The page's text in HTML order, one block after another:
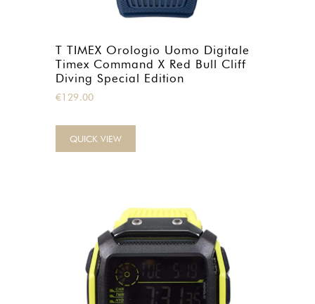
T TIMEX Orologio Uomo Digitale
Timex Command X Red Bull Cliff
Diving Special Edition
€129.00
QUICK VIEW